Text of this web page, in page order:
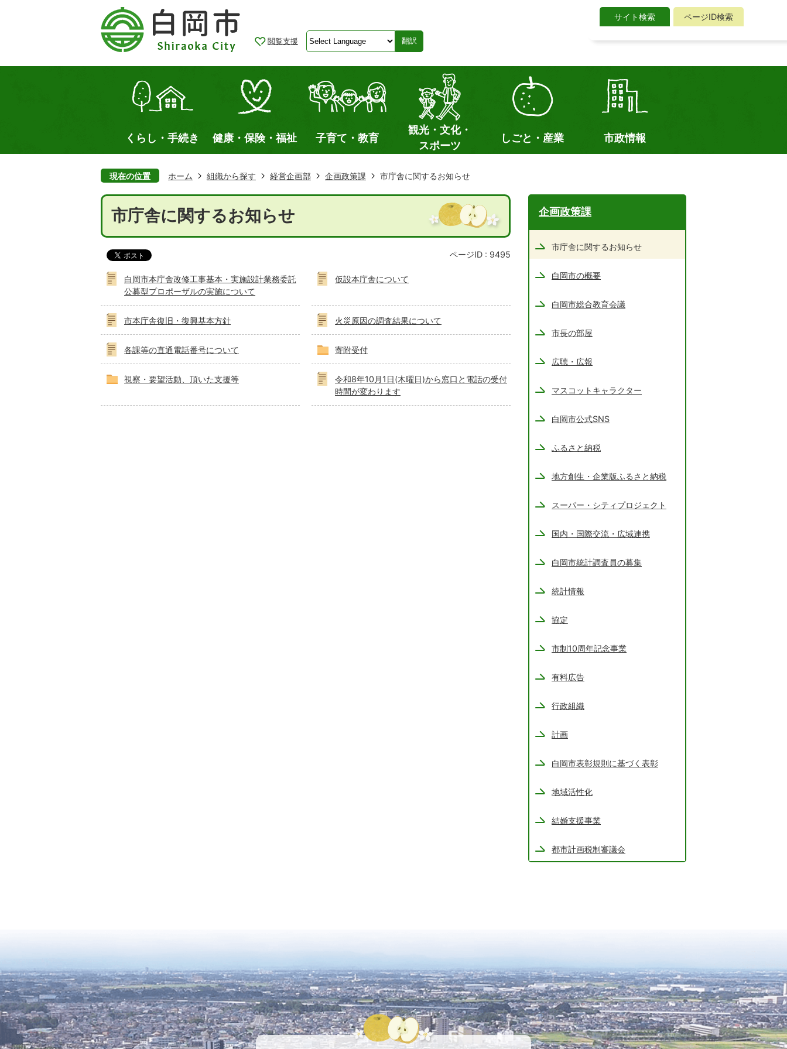
閲覧支援 翻訳
サイト検索
ページID検索
イ
検
くらし・手続き 健康・保険・福祉 子育て・教育
観光・文化・
スポーツ
しごと・産業 市政情報
現在の位置 ホーム 組織から探す 経営企画部 企画政策課 市庁舎に関するお知らせ
市庁舎に関するお知らせ
ページID : 9495
白岡市本庁舎改修工事基本・実施設計業務委託
公募型プロポーザルの実施について
仮設本庁舎について
市本庁舎復旧・復興基本方針 火災原因の調査結果について
各課等の直通電話番号について 寄附受付
視察・要望活動、頂いた支援等
令和8年10月1日(木曜日)から窓口と電話の受付
時間が変わります
企画政策課
市庁舎に関するお知らせ
白岡市の概要
白岡市総合教育会議
市長の部屋
広聴・広報
マスコットキャラクター
白岡市公式SNS
ふるさと納税
地方創生・企業版ふるさと納税
スーパー・シティプロジェクト
国内・国際交流・広域連携
白岡市統計調査員の募集
統計情報
協定
市制10周年記念事業
有料広告
行政組織
計画
白岡市表彰規則に基づく表彰
地域活性化
結婚支援事業
都市計画税制審議会